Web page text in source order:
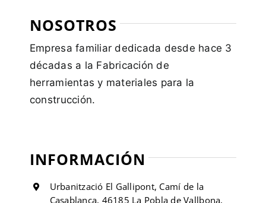
NOSOTROS
Empresa familiar dedicada desde hace 3
décadas a la Fabricación de
herramientas y materiales para la
construcción.
INFORMACIÓN
Urbanització El Gallipont, Camí de la
Casablanca, 46185 La Pobla de Vallbona,